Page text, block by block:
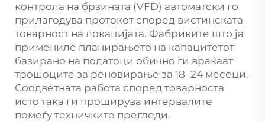
контрола на брзината (VFD) автоматски го
прилагодува протокот според вистинската
товарност на локацијата. Фабриките што ја
примениле планирањето на капацитетот
базирано на податоци обично ги враќаат
трошоците за реновирање за 18–24 месеци.
Соодветната работа според товарноста
исто така ги проширува интервалите
помеѓу техничките прегледи.